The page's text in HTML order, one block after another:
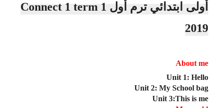
أولى ابتدائي ترم أول Connect 1 term 1
2019
About me
Unit 1: Hello
Unit 2: My School bag
Unit 3:This is me